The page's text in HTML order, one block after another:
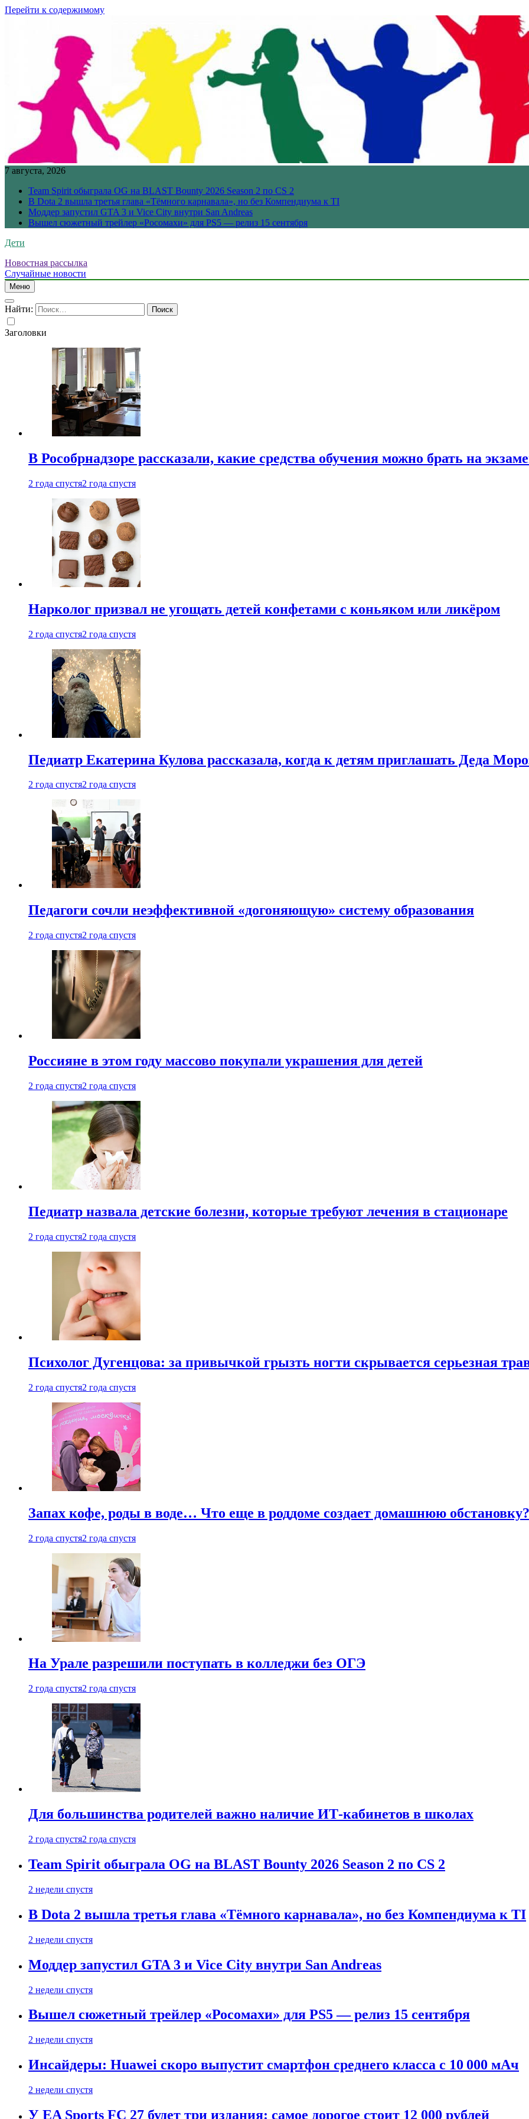
Перейти к содержимому
7 августа, 2026
Team Spirit обыграла OG на BLAST Bounty 2026 Season 2 по CS 2
В Dota 2 вышла третья глава «Тёмного карнавала», но без Компендиума к TI
Моддер запустил GTA 3 и Vice City внутри San Andreas
Вышел сюжетный трейлер «Росомахи» для PS5 — релиз 15 сентября
Дети
Новостная рассылка
Случайные новости
Меню
Найти:
Заголовки
В Рособрнадзоре рассказали, какие средства обучения можно брать на
2 года спустя2 года спустя
Нарколог призвал не угощать детей конфетами с коньяком или ликёром
2 года спустя2 года спустя
Педиатр Екатерина Кулова рассказала, когда к детям приглашать Деда
2 года спустя2 года спустя
Педагоги сочли неэффективной «догоняющую» систему образования
2 года спустя2 года спустя
Россияне в этом году массово покупали украшения для детей
2 года спустя2 года спустя
Педиатр назвала детские болезни, которые требуют лечения в стационаре
2 года спустя2 года спустя
Психолог Дугенцова: за привычкой грызть ногти скрывается серьезная
2 года спустя2 года спустя
Запах кофе, роды в воде… Что еще в роддоме создает домашнюю обстановку?
2 года спустя2 года спустя
На Урале разрешили поступать в колледжи без ОГЭ
2 года спустя2 года спустя
Для большинства родителей важно наличие ИТ-кабинетов в школах
2 года спустя2 года спустя
Team Spirit обыграла OG на BLAST Bounty 2026 Season 2 по CS 2
2 недели спустя
В Dota 2 вышла третья глава «Тёмного карнавала», но без Компендиума к TI
2 недели спустя
Моддер запустил GTA 3 и Vice City внутри San Andreas
2 недели спустя
Вышел сюжетный трейлер «Росомахи» для PS5 — релиз 15 сентября
2 недели спустя
Инсайдеры: Huawei скоро выпустит смартфон среднего класса с 10 000 мАч
2 недели спустя
У EA Sports FC 27 будет три издания: самое дорогое стоит 12 000 рублей